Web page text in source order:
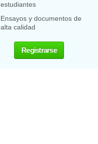
estudiantes
Ensayos y documentos de
alta calidad
Registrarse